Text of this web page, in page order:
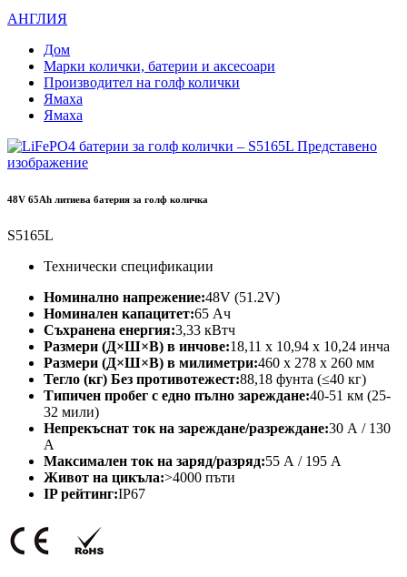
АНГЛИЯ
Дом
Марки колички, батерии и аксесоари
Производител на голф колички
Ямаха
Ямаха
48V 65Ah литиева батерия за голф количка
S5165L
Технически спецификации
Номинално напрежение:48V (51.2V)
Номинален капацитет:65 Ач
Съхранена енергия:3,33 кВтч
Размери (Д×Ш×В) в инчове:18,11 x 10,94 x 10,24 инча
Размери (Д×Ш×В) в милиметри:460 x 278 x 260 мм
Тегло (кг) Без противотежест:88,18 фунта (≤40 кг)
Типичен пробег с едно пълно зареждане:40-51 км (25-
32 мили)
Непрекъснат ток на зареждане/разреждане:30 А / 130
А
Максимален ток на заряд/разряд:55 А / 195 А
Живот на цикъла:>4000 пъти
IP рейтинг:IP67